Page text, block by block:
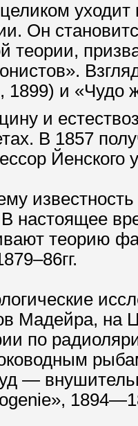
Он
теории,
1899) и «Чудо
и
В 1857
Йенского
настоящее
теорию
Мадейра, на
по
—